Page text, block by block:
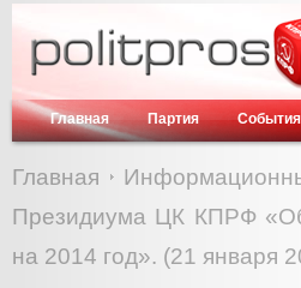
Главная Партия События
Главная
Президиума ЦК КПРФ «Об
на 2014 год». (21 января